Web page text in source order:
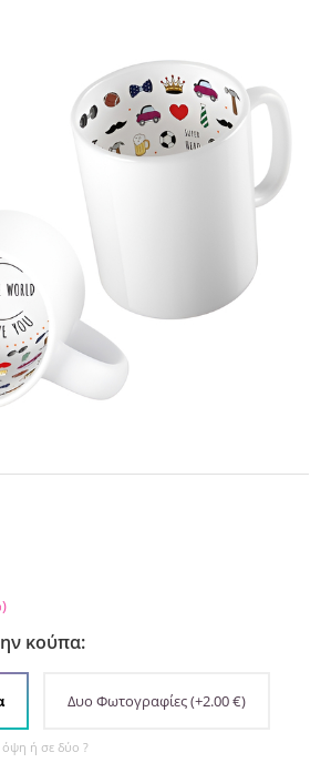
κούπα:
Δυο Φωτογραφίες(+2.00€)
όψη ή σε δύο ?